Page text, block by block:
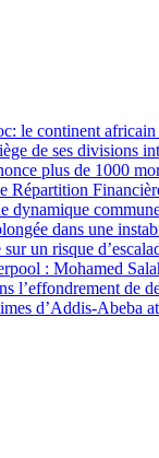
le continent
de ses divisions
plus de 1000
Répartition
dynamique
dans une
un risque
: Mohamed
l’effondrement de
d’Addis-Abeba